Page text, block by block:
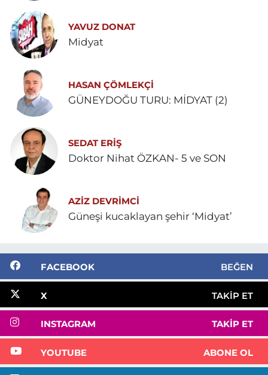
YAVUZ DONAT
Midyat
HASAN ÇÖMLEKÇİ
GÜNEYDOĞU TURU: MİDYAT (2)
SEDAT ERİŞ
Doktor Nihat ÖZKAN- 5 ve SON
AZIZ DEVRIMCI
Güneşi kucaklayan şehir ‘Midyat’
FACEBOOK BEĞEN
X TAKIP ET
INSTAGRAM TAKIP ET
YOUTUBE ABONE OL